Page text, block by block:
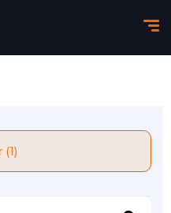
Filter (1)